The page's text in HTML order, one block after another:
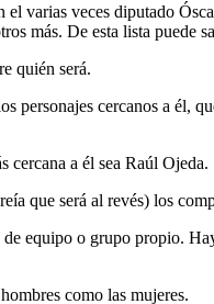
varias veces diputado
más. De esta lista puede
quién será.
personajes cercanos a él,
cercana a él sea Raúl Ojeda.
que será al revés) los
equipo o grupo propio.
como las mujeres.